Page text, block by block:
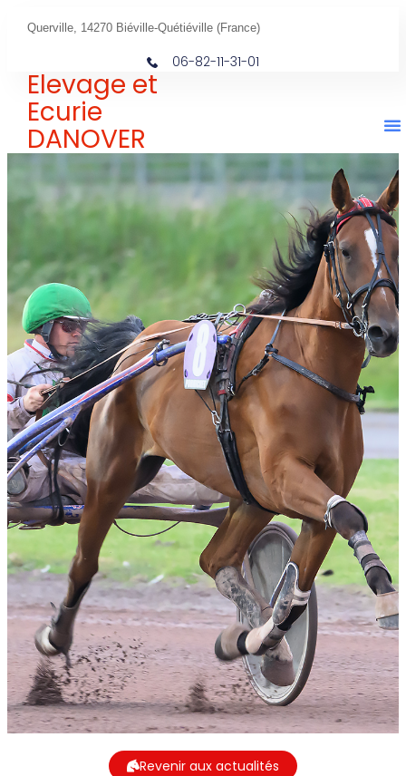
Querville, 14270 Biéville-Quétiéville (France)
06-82-11-31-01
Elevage et
Ecurie
DANOVER
Revenir aux actualités